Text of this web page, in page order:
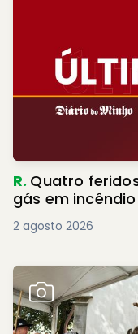
R. Quatro
gás em
2 agosto 2026